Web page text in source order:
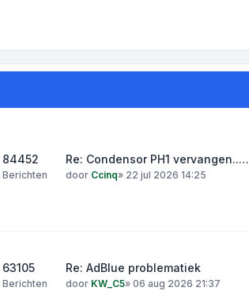
84452
Berichten
Re: Condensor PH1 vervangen..…
door Ccinq» 22 jul 2026 14:25
63105
Berichten
Re: AdBlue problematiek
door KW_C5» 06 aug 2026 21:37